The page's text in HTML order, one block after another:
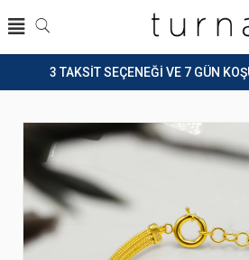
3 TAKSİT SEÇENEĞİ VE 7 GÜN